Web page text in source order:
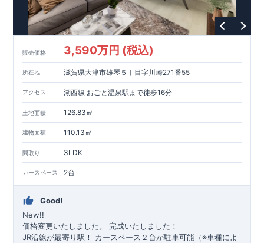
販売価格 3,590万円 (税込)
所在地 滋賀県大津市雄琴５丁目字川崎271番55
アクセス 湖西線 おごと温泉駅まで徒歩16分
土地面積 126.83㎡
建物面積 110.13㎡
間取り 3LDK
カースペース 2台
Good!
New!!
価格変更いたしました。
完成いたしました！
​JR沿線が最寄り駅！
​カースペース２台が駐車可能（※車種によ